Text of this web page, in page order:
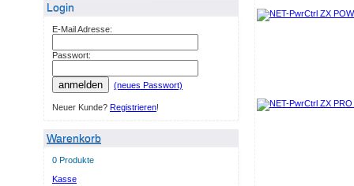
Login
E-Mail Adresse:
Passwort:
anmelden (neues Passwort)
Neuer Kunde? Registrieren!
Warenkorb
0 Produkte
Kasse